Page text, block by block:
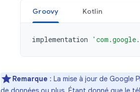
Groovy Kotlin
implementation
Remarque : La mise à jour de Google